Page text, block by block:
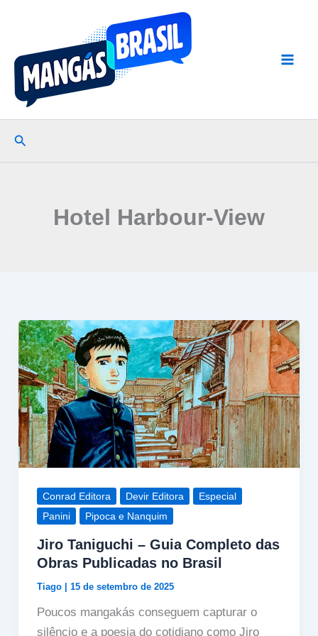
conteúdo
Pesquisar
Hotel Harbour-View
Conrad Editora Devir Editora
Especial
Panini
Pipoca e Nanquim
Jiro Taniguchi – Guia Completo das
Obras Publicadas no Brasil
Tiago 15 de setembro de 2025
Poucos mangakás conseguem capturar o
silêncio e a poesia do cotidiano como Jiro